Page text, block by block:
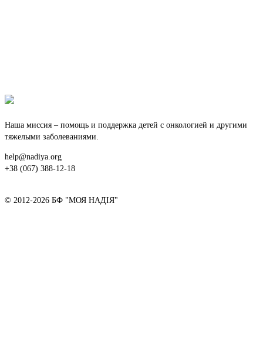
Наша миссия – помощь и поддержка детей с онкологией и другими
тяжелыми заболеваниями.
help@nadiya.org
+38 (067) 388-12-18
© 2012-2026 БФ "МОЯ НАДІЯ"